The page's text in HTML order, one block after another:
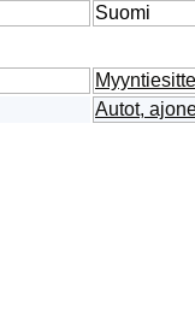
Suomi
Autot,